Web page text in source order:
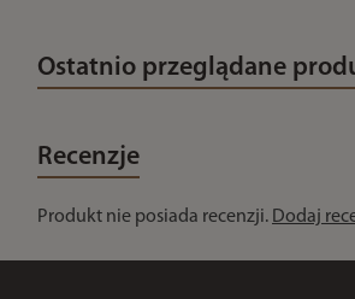
Ostatnio przeglądane
Recenzje
Produkt nie posiada recenzji. Dodaj